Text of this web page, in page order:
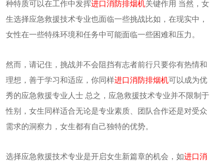
种特质可以在工作中发挥进口消防排烟机关键作用 当然，女
生选择应急救援技术专业也面临一些挑战比如，在现实中，
女性在一些特殊环境和任务中可能面临一些困难和压力。
然而，请记住，挑战并不会阻挡有志者前行只要你有热情和
理想，善于学习和适应，你同样进口消防排烟机可以成为优
秀的应急救援专业人士 总之，应急救援技术专业并不限制于
性别，女生同样适合无论是专业素质、团队合作还是对受众
需求的洞察力，女生都有自己独特的优势。
选择应急救援技术专业是开启女生新篇章的机会，如进口消